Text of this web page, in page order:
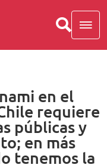
en el
requiere
públicas y
en más
tenemos la